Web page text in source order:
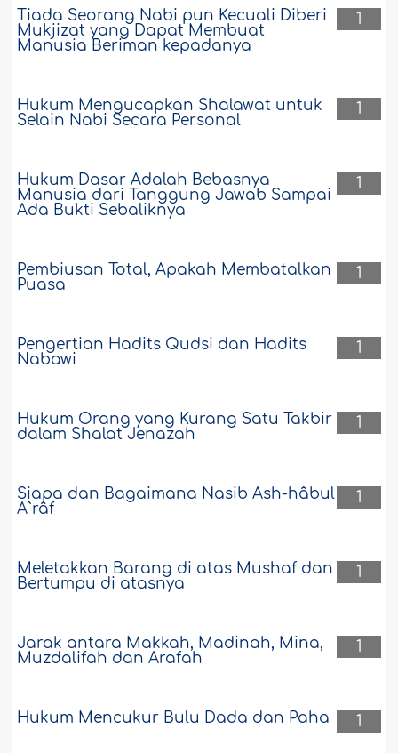
1
Tiada Seorang Nabi pun Kecuali Diberi
Mukjizat yang Dapat Membuat
Manusia Beriman kepadanya
1
Hukum Mengucapkan Shalawat untuk
Selain Nabi Secara Personal
1
Hukum Dasar Adalah Bebasnya
Manusia dari Tanggung Jawab Sampai
Ada Bukti Sebaliknya
1
Pembiusan Total, Apakah Membatalkan
Puasa
1
Pengertian Hadits Qudsi dan Hadits
Nabawi
1
Hukum Orang yang Kurang Satu Takbir
dalam Shalat Jenazah
1
Siapa dan Bagaimana Nasib Ash-hâbul
A`râf
1
Meletakkan Barang di atas Mushaf dan
Bertumpu di atasnya
1
Jarak antara Makkah, Madinah, Mina,
Muzdalifah dan Arafah
1
Hukum Mencukur Bulu Dada dan Paha